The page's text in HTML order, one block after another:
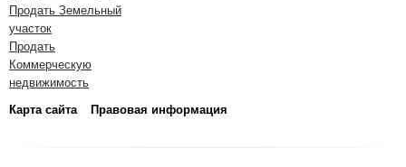
Продать Земельный
участок
Продать
Коммерческую
недвижимость
Карта сайта
Правовая информация